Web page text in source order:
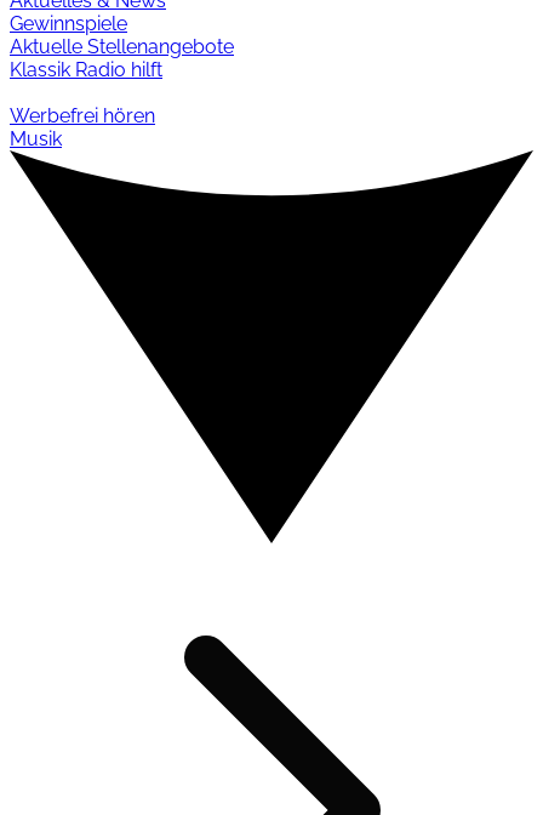
Gewinnspiele
Aktuelle Stellenangebote
Klassik Radio hilft
Werbefrei hören
Musik